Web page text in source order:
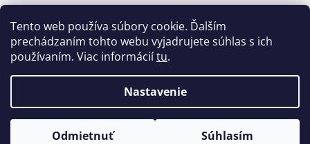
Tento web používa súbory cookie. Ďalším
prechádzaním tohto webu vyjadrujete súhlas s ich
používaním. Viac informáciítu.
Nastavenie
Odmietnuť Súhlasím
Vytvoril Shoptet a
Adatelier
Copyright 2026BIELE MORE, s.r.o.. Všetky práva